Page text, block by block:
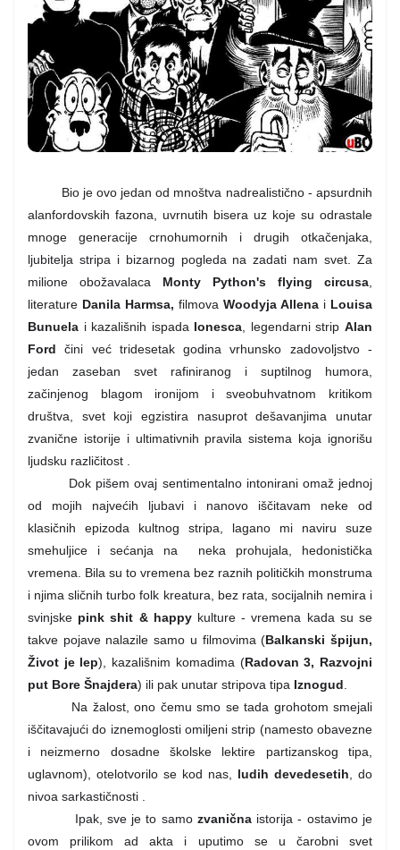
Bio je ovo jedan od mnoštva nadrealistično - apsurdnih
alanfordovskih fazona, uvrnutih bisera uz koje su odrastale
mnoge generacije crnohumornih i drugih otkačenjaka,
ljubitelja stripa i bizarnog pogleda na zadati nam svet. Za
milione obožavalaca Monty Python's flying circusa,
literature Danila Harmsa, filmova Woodyja Allena i Louisa
Bunuela i kazališnih ispada Ionesca, legendarni stripAlan
Ford čini već tridesetak godina vrhunsko zadovoljstvo -
jedan zaseban svet rafiniranog i suptilnog humora,
začinjenog blagom ironijom i sveobuhvatnom kritikom
društva, svet koji egzistira nasuprot dešavanjima unutar
zvanične istorije i ultimativnih pravila sistema koja ignorišu
ljudsku različitost .
Dok pišem ovaj sentimentalno intonirani omaž jednoj
od mojih najvećih ljubavi i nanovo iščitavam neke od
klasičnih epizoda kultnog stripa, lagano mi naviru suze
smehuljice i sećanja na
neka prohujala, hedonistička
vremena. Bila su to vremena bez raznih političkih monstruma
i njima sličnih turbo folk kreatura, bez rata, socijalnih nemira i
svinjske pink shit & happy kulture - vremena kada su se
takve pojave nalazile samo u filmovima(Balkanski špijun,
Život je lep), kazališnim komadima (Radovan 3, Razvojni
put Bore Šnajdera) ili pak unutar stripova tipa Iznogud.
Na žalost, ono čemu smo se tada grohotom smejali
iščitavajući do iznemoglosti omiljeni strip (namesto obavezne
i neizmerno dosadne školske lektire partizanskog tipa,
uglavnom), otelotvorilo se kod nas, ludih devedesetih, do
nivoa sarkastičnosti .
Ipak, sve je to samo zvanična istorija - ostavimo je
ovom prilikom ad akta i uputimo se u čarobni svet